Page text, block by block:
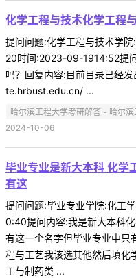
化学工程与技术化学工程
提问问题:化学工程与技术学
20时间:2023-09-1914:52提
吗？回复内容:目前目录已经
te.hrbust.edu.cn/ ...
哈尔滨工程大学考研解答 - 哈尔
2024-10-06
毕业专业是新大本科 化学
有这
提问问题:毕业专业学院:化工
0:40提问内容:我是新大本科
有这一个名字但毕业专业中只
程与工艺我该选其他然后填化
工与制药类 ...